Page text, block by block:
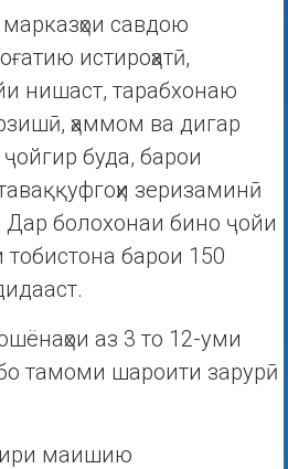
савдою
истироҳатӣ,
нишаст, тарабхонаю
ҳаммом ва дигар
буда, барои
зеризаминӣ
Дар болохонаи бино ҷойи
тобистона барои 150
аз 3 то 12-уми
тамоми шароити зарурӣ
маишию